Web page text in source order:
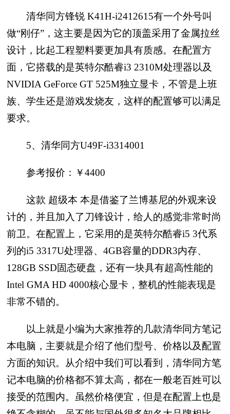
清华同方锋锐 K41H-i2412615有一个外号叫
做“刚仔”，这主要是因为它的顶盖采用了金属拉丝
设计，比起工程塑料要更加具有质感。在配置方
面，它搭载的是英特尔酷睿i3 2310M处理器以及
NVIDIA GeForce GT 525M独立显卡，不管是上班
族、学生还是游戏发烧友，这样的配置够可以满足
要求。
5、清华同方U49F-i3314001
参考报价：￥4400
这款 超级本 本是借鉴了兰博基尼的外观来设
计的，并且加入了刀锋设计，给人的感觉非常时尚
前卫。在配置上，它采用的是英特尔酷睿i5 3代系
列的i5 3317U处理器、4GB容量的DDR3内存、
128GB SSD固态硬盘，还有一块具有超高性能的
Intel GMA HD 4000核心显卡，整机的性能表现是
非常不错的。
以上就是小编为大家推荐的几款清华同方笔记
本电脑，主要就是介绍了他们型号、价格以及配置
方面的知识。从介绍中我们可以看到，清华同方笔
记本电脑的价格都不算太高，都在一般老百姓可以
接受的范围内。虽然价格便宜，但是在配置上也是